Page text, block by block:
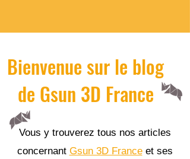
Bienvenue sur le blog
de Gsun 3D France
Vous y trouverez tous nos articles
concernant Gsun 3D Franceet ses